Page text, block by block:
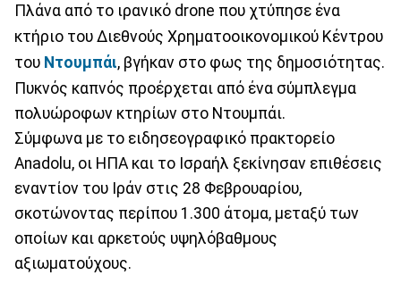
Πλάνα από το ιρανικό drone που χτύπησε ένα
κτήριο του Διεθνούς Χρηματοοικονομικού Κέντρου
του Ντουμπάι, βγήκαν στο φως της δημοσιότητας.
Πυκνός καπνός προέρχεται από ένα σύμπλεγμα
πολυώροφων κτηρίων στο Ντουμπάι.
Σύμφωνα με το ειδησεογραφικό πρακτορείο
Anadolu, oι ΗΠΑ και το Ισραήλ ξεκίνησαν επιθέσεις
εναντίον του Ιράν στις 28 Φεβρουαρίου,
σκοτώνοντας περίπου 1.300 άτομα, μεταξύ των
οποίων και αρκετούς υψηλόβαθμους
αξιωματούχους.